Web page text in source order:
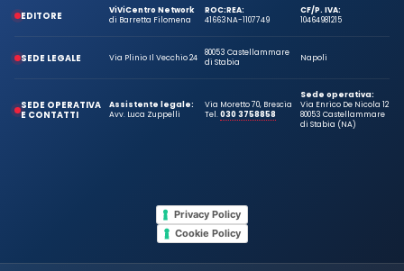
EDITORE
ViViCentro Network
di Barretta Filomena
ROC:
41663
REA:
NA-1107749
CF/P. IVA:
10464981215
SEDE LEGALE Via Plinio Il Vecchio 24
80053 Castellammare
di Stabia
Napoli
SEDE OPERATIVA
E CONTATTI
Assistente legale:
Avv. Luca Zuppelli
Via Moretto 70, Brescia
Tel.030 3758858
Sede operativa:
Via Enrico De Nicola 12
80053 Castellammare
di Stabia (NA)
Privacy Policy
Cookie Policy